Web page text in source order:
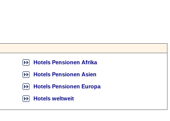
Hotels Pensionen Afrika
Hotels Pensionen Asien
Hotels Pensionen Europa
Hotels weltweit